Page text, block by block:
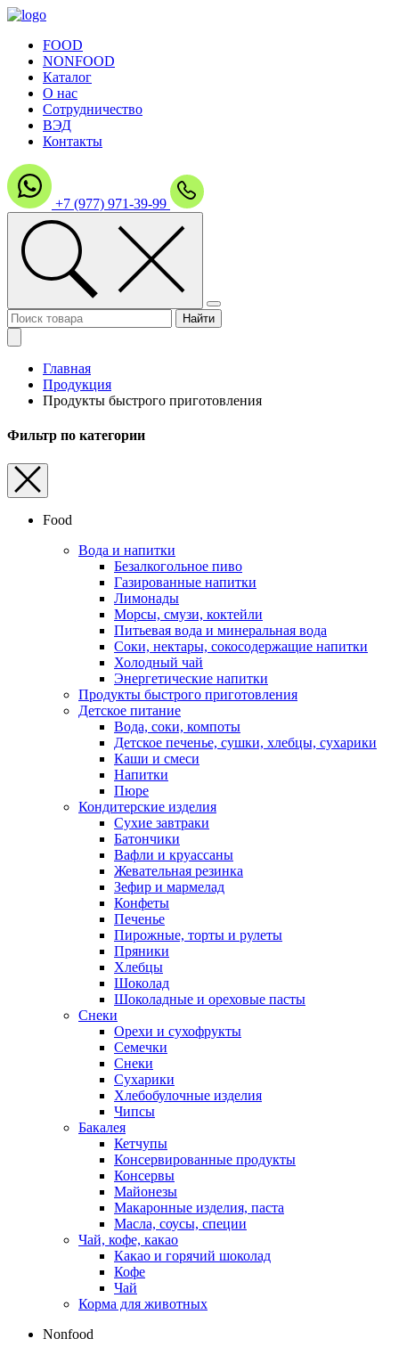
FOOD
NONFOOD
Каталог
О нас
Сотрудничество
ВЭД
Контакты
+7 (977) 971-39-99
Главная
Продукция
Продукты быстрого приготовления
Фильтр по категории
Food
Вода и напитки
Безалкогольное пиво
Газированные напитки
Лимонады
Морсы, смузи, коктейли
Питьевая вода и минеральная вода
Соки, нектары, cокосодержащие напитки
Холодный чай
Энергетические напитки
Продукты быстрого приготовления
Детское питание
Вода, соки, компоты
Детское печенье, сушки, хлебцы, сухарики
Каши и смеси
Напитки
Пюре
Кондитерские изделия
Cухие завтраки
Батончики
Вафли и круассаны
Жевательная резинка
Зефир и мармелад
Конфеты
Печенье
Пирожные, торты и рулеты
Пряники
Хлебцы
Шоколад
Шоколадные и ореховые пасты
Снеки
Орехи и сухофрукты
Семечки
Снеки
Сухарики
Хлебобулочные изделия
Чипсы
Бакалея
Кетчупы
Консервированные продукты
Консервы
Майонезы
Макаронные изделия, паста
Масла, соусы, специи
Чай, кофе, какао
Какао и горячий шоколад
Кофе
Чай
Корма для животных
Nonfood